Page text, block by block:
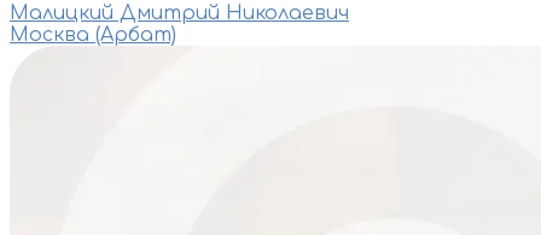
Малицкий Дмитрий Николаевич
Москва (Арбат)